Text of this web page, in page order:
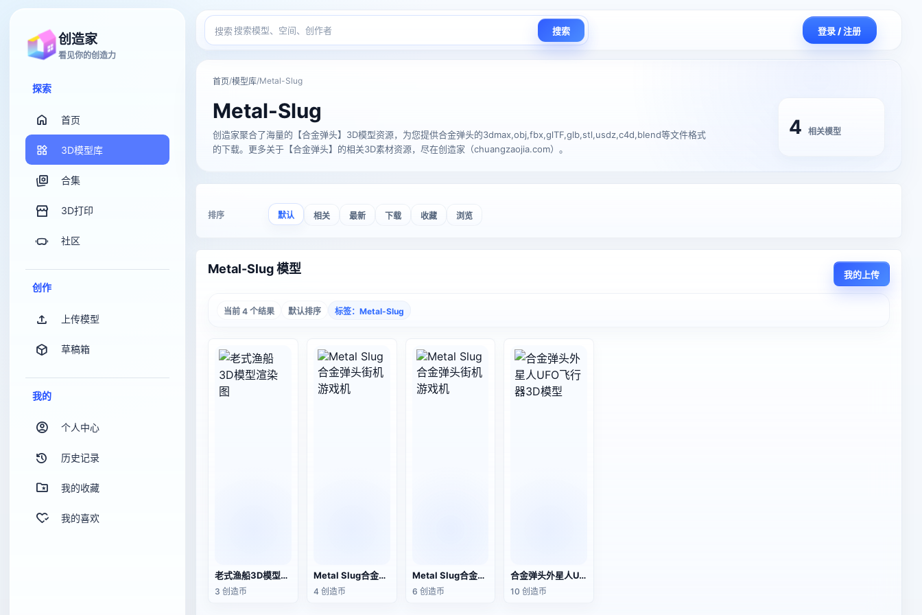
创造家
看见你的创造力
探索
首页
3D模型库
合集
3D打印
社区
创作
上传模型
草稿箱
我的
个人中心
历史记录
我的收藏
我的喜欢
搜索 搜索 登录 / 注册
首页/模型库/Metal-Slug
Metal-Slug
创造家聚合了海量的【合金弹头】3D模型资源，为您提供合金弹头的3dmax,obj,fbx,glTF,glb,stl,usdz,c4d,blend等文件格式
的下载。更多关于【合金弹头】的相关3D素材资源，尽在创造家（chuangzaojia.com）。
4 相关模型
排序 默认 相关 最新 下载 收藏 浏览
Metal-Slug 模型 我的上传
当前 4 个结果 默认排序 标签：Metal-Slug
老式渔船3D模型渲染图
3 创造币
Metal Slug合金弹头街机游戏机
4 创造币
Metal Slug合金弹头街机游戏机
6 创造币
合金弹头外星人UFO飞行器3D模型
10 创造币